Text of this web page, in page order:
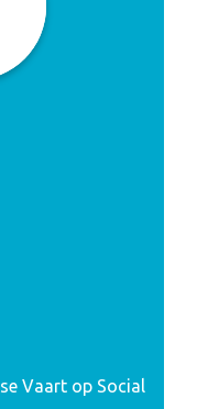
Vaart op Social